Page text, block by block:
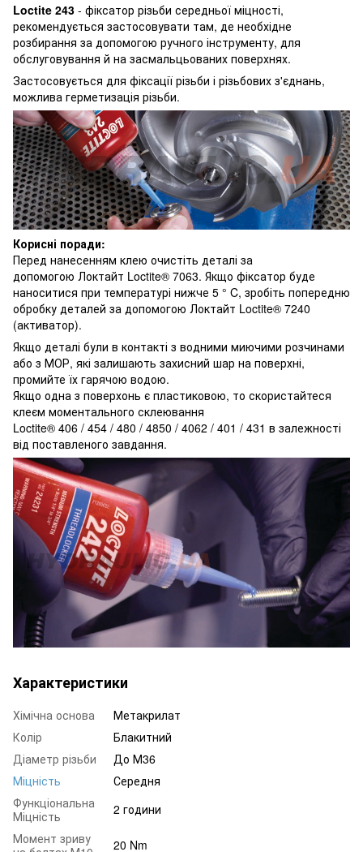
Loctite 243 - фіксатор різьби середньої міцності,
рекомендується застосовувати там, де необхідне
розбирання за допомогою ручного інструменту, для
обслуговування й на засмальцьованих поверхнях.
Застосовується для фіксації різьби і різьбових з'єднань,
можлива герметизація різьби.
Корисні поради:
Перед нанесенням клею очистіть деталі за
допомогою Локтайт Loctite® 7063. Якщо фіксатор буде
наноситися при температурі нижче 5 ° C, зробіть попередню
обробку деталей за допомогою Локтайт Loctite® 7240
(активатор).
Якщо деталі були в контакті з водними миючими розчинами
або з МОР, які залишають захисний шар на поверхні,
промийте їх гарячою водою.
Якщо одна з поверхонь є пластиковою, то скористайтеся
клеєм моментального склеювання
Loctite® 406 / 454 / 480 / 4850 / 4062 / 401 / 431 в залежності
від поставленого завдання.
Характеристики
Хімічна основа
Метакрилат
Колір
Блакитний
Діаметр різьби
До М36
Міцність
Середня
Функціональна
Міцність
2 години
Момент зриву
20 Nm